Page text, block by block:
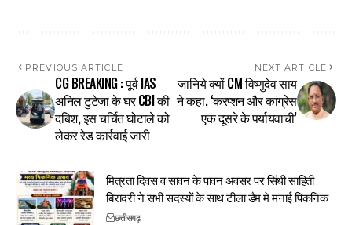
PREVIOUS ARTICLE
CG BREAKING : पूर्व IAS
अनिल टुटेजा के घर CBI की
दबिश, इस चर्चित घोटाले को
लेकर रेड कार्रवाई जारी
NEXT ARTICLE
जानिये क्यों CM विष्णुदेव साय
ने कहा, ‘करप्शन और कांग्रेस
एक दूसरे के पर्यायवाची’
मित्रता दिवस व सावन के पावन अवसर पर सिंधी साहिती
बिरादरी ने सभी सदस्यों के साथ टीला डैम मे मनाई पिकनिक
छत्तीसगढ़